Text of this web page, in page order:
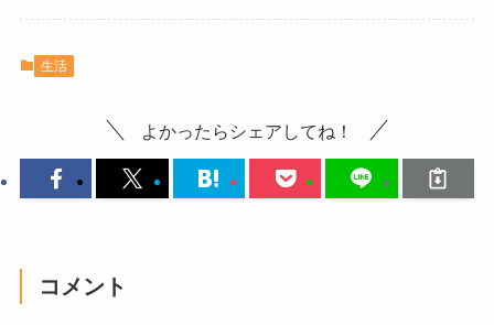
生活
よかったらシェアしてね！
コメント